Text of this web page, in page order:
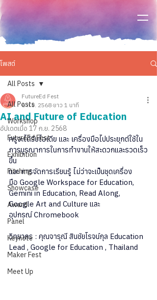
โพสต์
All Posts
Workshop
FutureEd Fest
Exhibition
Pitching
Showcase
Award
Panel
Keynote
Maker Fest
Meet Up
All Posts
AI and Future of Education
FutureEd Fest
6 ก.ย. 2568 ยาว 1 นาที
อัปเดตเมื่อ 17 ก.ย. 2568
ครูจะได้รับไอเดีย และ เครื่องมือไปประยุกต์ใช้ใน
การบูรณาการในการทำงานให้สะดวกและรวดเร็ว
ขึ้น
และ การจัดการเรียนรู้ ไม่ว่าจะเป็นชุดเครื่อง
มือ Google Workspace for Education,
Gemini in Education, Read Along,
Google Art and Culture และ
อุปกรณ์ Chromebook
วิทยากร : คุณจารุณี สินชัยโรจน์กุล Education
Lead , Google for Education , Thailand